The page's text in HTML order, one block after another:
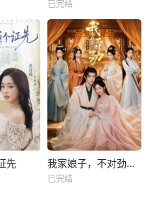
已完结
先 我家娘子，不对劲第四季
已完结